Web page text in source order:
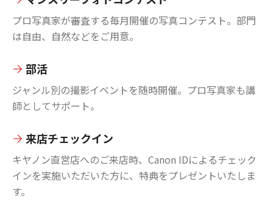
プロ写真家が審査する毎月開催の写真コンテスト。部門
は自由、自然などをご用意。
部活
ジャンル別の撮影イベントを随時開催。プロ写真家も講
師としてサポート。
来店チェックイン
キヤノン直営店へのご来店時、Canon IDによるチェック
インを実施いただいた方に、特典をプレゼントいたしま
す。